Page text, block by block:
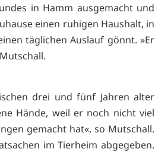
in Hamm ausgemacht und
einen ruhigen Haushalt, in
täglichen Auslauf gönnt. »Er
drei und fünf Jahren alter
Hände, weil er noch nicht viel
gemacht hat«, so Mutschall.
im Tierheim abgegeben.